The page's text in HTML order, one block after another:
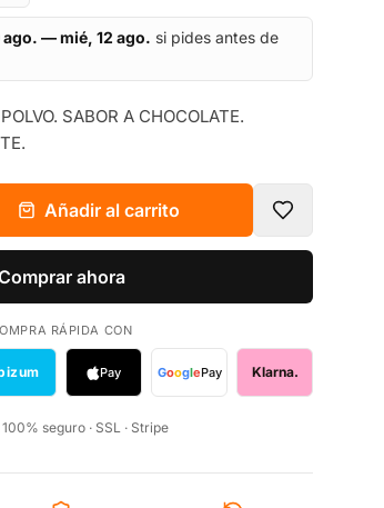
ago. — mié, 12 ago. si pides antes de
SABOR A CHOCOLATE.
Añadir al carrito
ahora
RÁPIDA CON
Pay GooglePay Klarna.
seguro · SSL · Stripe